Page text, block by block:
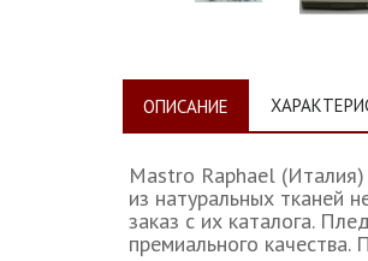
ОПИСАНИЕ
Mastro Raphael
из натуральных тканей
заказ с их каталога.
премиального качества.